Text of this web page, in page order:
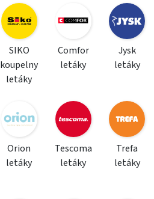
SIKO
koupelny
letáky
Comfor
letáky
Jysk
letáky
Orion
letáky
Tescoma
letáky
Trefa
letáky